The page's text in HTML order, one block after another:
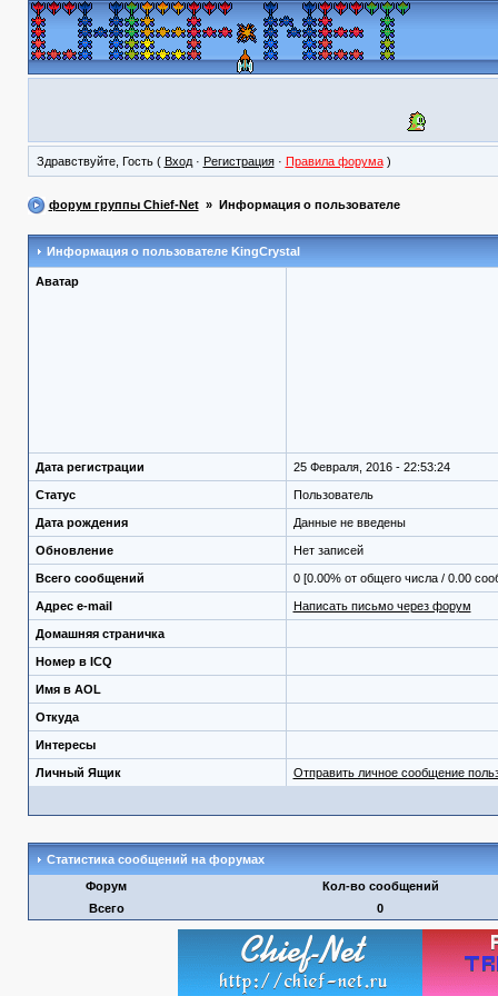
Здравствуйте, Гость ( Вход· Регистрация· Правила форума)
форум группы Chief-Net» Информация о пользователе
Информация о пользователе KingCrystal
Аватар
Дата регистрации 25 Февраля, 2016 - 22:53:24
Статус Пользователь
Дата рождения Данные не введены
Обновление Нет записей
Всего сообщений 0 [0.00% от общего числа / 0.00
Адрес e-mail Написать письмо через форум
Домашняя страничка
Номер в ICQ
Имя в AOL
Откуда
Интересы
Личный Ящик Отправить личное сообщение
Статистика сообщений на форумах
Форум
Кол-во сообщений
Всего
0